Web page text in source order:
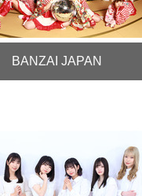
BANZAI JAPAN